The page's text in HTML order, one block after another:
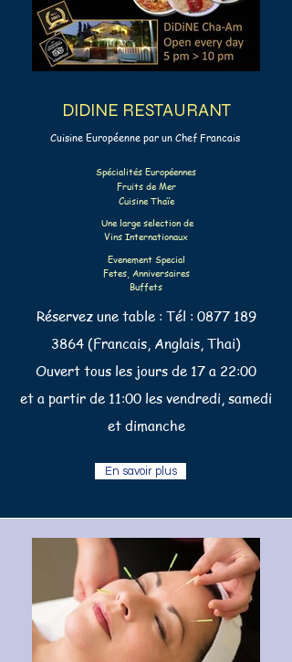
DIDINE RESTAURANT
Cuisine Européenne par un Chef Francais
Spécialités Européennes
Fruits de Mer
Cuisine Thaïe
Une large selection de
Vins Internationaux
Evenement Special
Fetes, Anniversaires
Buffets
Réservez une table : Tél : 0877 189
3864 (Francais, Anglais, Thai)
Ouvert tous les jours de 17 a 22:00
et a partir de 11:00 les vendredi, samedi
et dimanche
En savoir plus